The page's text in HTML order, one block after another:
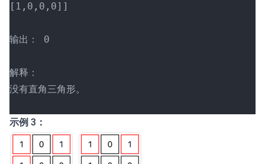
[1,0,0,0]]
输出： 0
解释：
没有直角三角形。
示例 3：